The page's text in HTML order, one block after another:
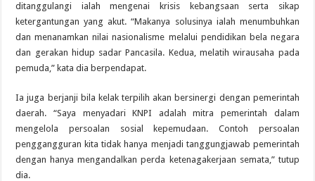
ditanggulangi ialah mengenai krisis kebangsaan serta sikap
ketergantungan yang akut. “Makanya solusinya ialah menumbuhkan
dan menanamkan nilai nasionalisme melalui pendidikan bela negara
dan gerakan hidup sadar Pancasila. Kedua, melatih wirausaha pada
pemuda,” kata dia berpendapat.
Ia juga berjanji bila kelak terpilih akan bersinergi dengan pemerintah
daerah. “Saya menyadari KNPI adalah mitra pemerintah dalam
mengelola persoalan sosial kepemudaan. Contoh persoalan
penggangguran kita tidak hanya menjadi tanggungjawab pemerintah
dengan hanya mengandalkan perda ketenagakerjaan semata,” tutup
dia.